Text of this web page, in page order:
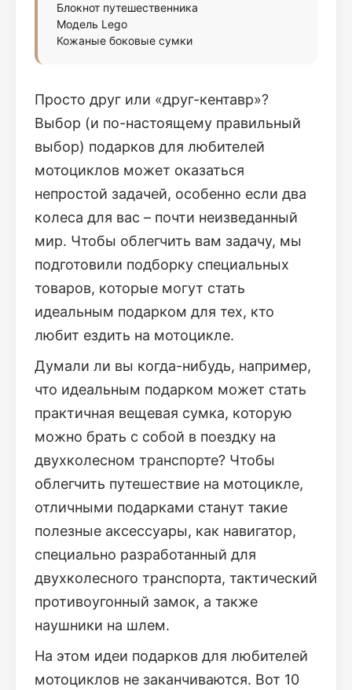
Блокнот путешественника
Модель Lego
Кожаные боковые сумки
Просто друг или «друг-кентавр»?
Выбор (и по-настоящему правильный
выбор) подарков для любителей
мотоциклов может оказаться
непростой задачей, особенно если два
колеса для вас – почти неизведанный
мир. Чтобы облегчить вам задачу, мы
подготовили подборку специальных
товаров, которые могут стать
идеальным подарком для тех, кто
любит ездить на мотоцикле.
Думали ли вы когда-нибудь, например,
что идеальным подарком может стать
практичная вещевая сумка, которую
можно брать с собой в поездку на
двухколесном транспорте? Чтобы
облегчить путешествие на мотоцикле,
отличными подарками станут такие
полезные аксессуары, как навигатор,
специально разработанный для
двухколесного транспорта, тактический
противоугонный замок, а также
наушники на шлем.
На этом идеи подарков для любителей
мотоциклов не заканчиваются. Вот 10